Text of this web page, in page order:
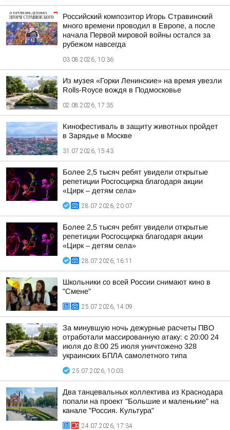
Российский композитор Игорь Стравинский
много времени проводил в Европе, а после
начала Первой мировой войны остался за
рубежом навсегда
03.08.2026, 10:36
Из музея «Горки Ленинские» на время увезли
Rolls-Royce вождя в Подмосковье
02.08.2026, 17:35
Кинофестиваль в защиту животных пройдет
в Зарядье в Москве
31.07.2026, 15:43
Более 2,5 тысяч ребят увидели открытые
репетиции Росгосцирка благодаря акции
«Цирк – детям села»
28.07.2026, 20:07
Более 2,5 тысяч ребят увидели открытые
репетиции Росгосцирка благодаря акции
«Цирк – детям села»
28.07.2026, 16:11
Школьники со всей России снимают кино в
"Смене"
25.07.2026, 14:09
За минувшую ночь дежурные расчеты ПВО
отработали массированную атаку: с 20:00 24
июля до 8:00 25 июля уничтожено 328
украинских БПЛА самолетного типа
25.07.2026, 10:03
Два танцевальных коллектива из Краснодара
попали на проект "Большие и маленькие" на
канале "Россия. Культура"
24.07.2026, 17:34